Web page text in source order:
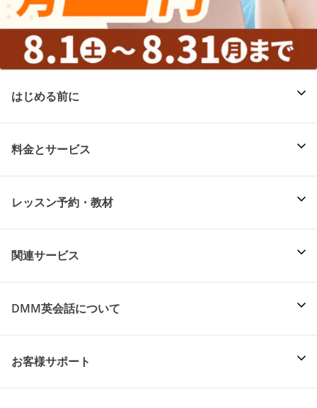
はじめる前に
料金とサービス
レッスン予約・教材
関連サービス
DMM英会話について
お客様サポート